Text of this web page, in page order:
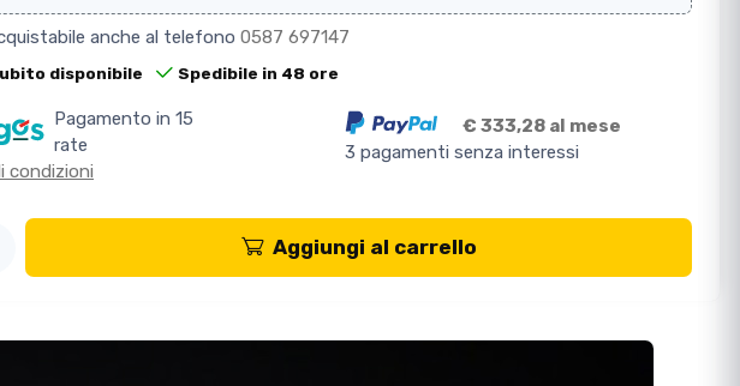
anche al telefono 0587 697147
disponibile Spedibile in 48 ore
Pagamento in 15
rate
condizioni
€ 333,28 al mese
3 pagamenti senza interessi
Aggiungi al carrello